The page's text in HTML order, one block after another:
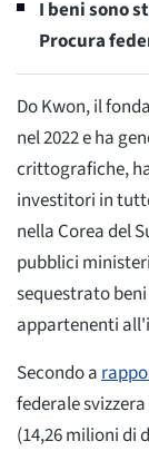
I beni sono
Procura
Do Kwon, il
nel 2022 e ha
crittografiche,
investitori in
nella Corea del
pubblici
sequestrato
appartenenti
Secondo a
federale
(14,26 milioni di